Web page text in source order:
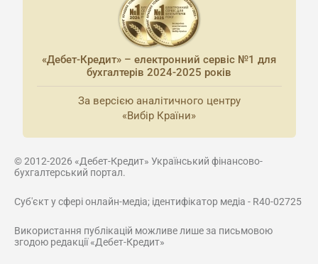
«Дебет-Кредит» – електронний сервіс №1 для
бухгалтерів 2024-2025 років
За версією аналітичного центру
«Вибір Країни»
© 2012-2026 «Дебет-Кредит» Український фінансово-
бухгалтерський портал.
Суб'єкт у сфері онлайн-медіа; ідентифікатор медіа - R40-02725
Використання публікацій можливе лише за письмовою
згодою редакції «Дебет-Кредит»